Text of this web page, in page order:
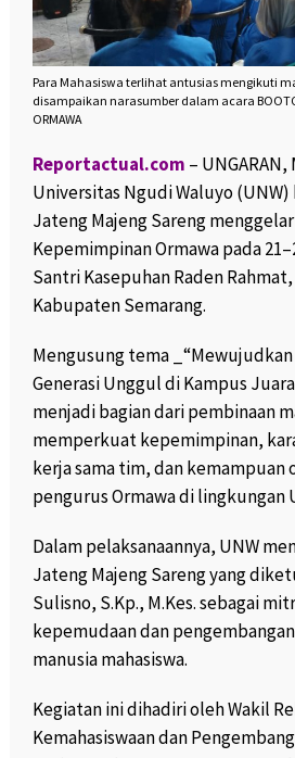
Para Mahasiswa terlihat antusias mengikuti
disampaikan narasumber dalam acara
ORMAWA
Reportactual.com – UNGARAN,
Universitas Ngudi Waluyo (UNW)
Jateng Majeng Sareng
Kepemimpinan Ormawa pada
Santri Kasepuhan Raden
Kabupaten Semarang.
Mengusung tema
Generasi Unggul di Kampus
menjadi bagian dari pembinaan
memperkuat kepemimpinan,
kerja sama tim, dan kemampuan
pengurus Ormawa di lingkungan
Dalam pelaksanaannya, UNW
Jateng Majeng Sareng yang
Sulisno, S.Kp., M.Kes. sebagai
kepemudaan dan
manusia mahasiswa.
Kegiatan ini dihadiri oleh Wakil
Kemahasiswaan dan